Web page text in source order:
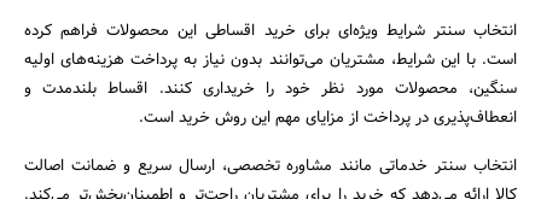
انتخاب سنتر شرایط ویژه‌ای برای خرید اقساطی این محصولات فراهم کرده
است. با این شرایط، مشتریان می‌توانند بدون نیاز به پرداخت هزینه‌های اولیه
سنگین، محصولات مورد نظر خود را خریداری کنند. اقساط بلندمدت و
انعطاف‌پذیری در پرداخت از مزایای مهم این روش خرید است.
انتخاب سنتر خدماتی مانند مشاوره تخصصی، ارسال سریع و ضمانت اصالت